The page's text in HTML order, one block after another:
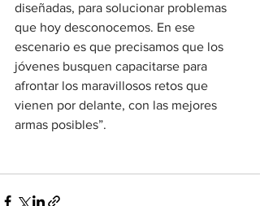
diseñadas, para solucionar problemas
que hoy desconocemos. En ese
escenario es que precisamos que los
jóvenes busquen capacitarse para
afrontar los maravillosos retos que
vienen por delante, con las mejores
armas posibles”.